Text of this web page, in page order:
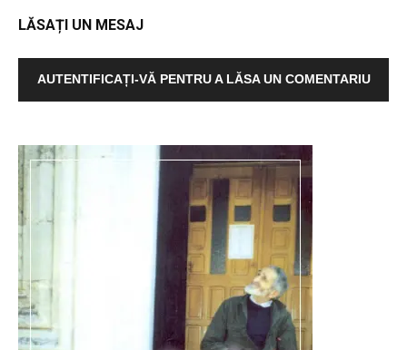
LĂSAȚI UN MESAJ
AUTENTIFICAȚI-VĂ PENTRU A LĂSA UN COMENTARIU